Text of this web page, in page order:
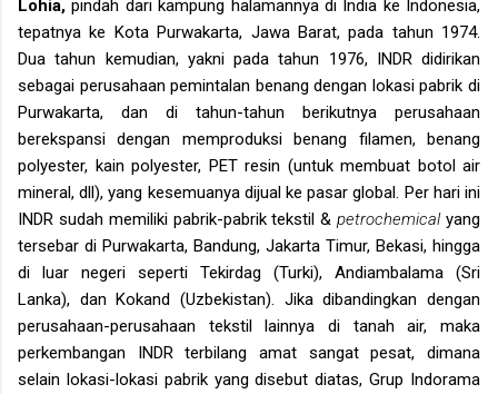
Lohia,pindah dari kampung halamannya di India ke Indonesia,
tepatnya ke Kota Purwakarta, Jawa Barat, pada tahun 1974.
Dua tahun kemudian, yakni pada tahun 1976, INDR didirikan
sebagai perusahaan pemintalan benang dengan lokasi pabrik di
Purwakarta, dan di tahun-tahun berikutnya perusahaan
berekspansi dengan memproduksi benang filamen, benang
polyester, kain polyester, PET resin (untuk membuat botol air
mineral, dll), yang kesemuanya dijual ke pasar global. Per hari ini
INDR sudah memiliki pabrik-pabrik tekstil &petrochemicalyang
tersebar di Purwakarta, Bandung, Jakarta Timur, Bekasi, hingga
di luar negeri seperti Tekirdag (Turki), Andiambalama (Sri
Lanka), dan Kokand (Uzbekistan). Jika dibandingkan dengan
perusahaan-perusahaan tekstil lainnya di tanah air, maka
perkembangan INDR terbilang amat sangat pesat, dimana
selain lokasi-lokasi pabrik yang disebut diatas, Grup Indorama